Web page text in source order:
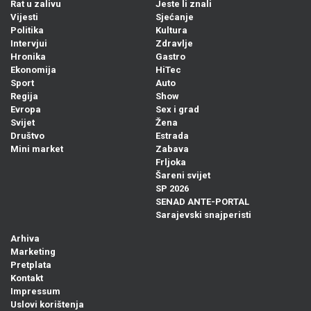
Rat u zalivu
Vijesti
Politika
Intervjui
Hronika
Ekonomija
Sport
Regija
Evropa
Svijet
Društvo
Mini market
Jeste li znali
Sjećanje
Kultura
Zdravlje
Gastro
HiTec
Auto
Show
Sex i grad
Žena
Estrada
Zabava
Frljoka
Šareni svijet
SP 2026
SENAD ANTE-PORTAL
Sarajevski snajperisti
Arhiva
Marketing
Pretplata
Kontakt
Impressum
Uslovi korištenja